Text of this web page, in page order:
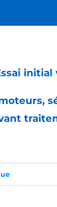
initial